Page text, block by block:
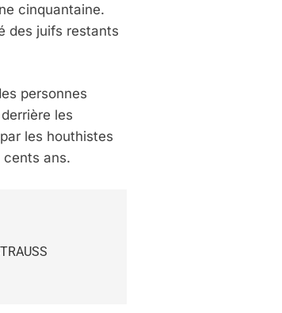
cinquantaine.
des juifs restants
personnes
les
les houthistes
cents ans.
MA JUDAÏTE Par Thérèse Zrihen-